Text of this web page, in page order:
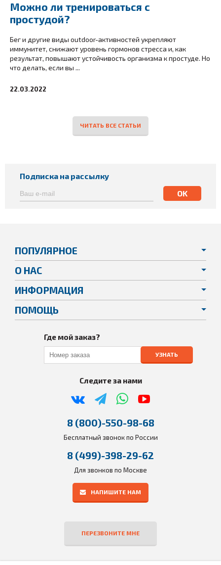
Можно ли тренироваться с
простудой?
Бег и другие виды outdoor-активностей укрепляют
иммунитет, снижают уровень гормонов стресса и, как
результат, повышают устойчивость организма к простуде. Но
что делать, если вы ...
22.03.2022
ЧИТАТЬ ВСЕ СТАТЬИ
Подписка на рассылку
ПОПУЛЯРНОЕ
О НАС
ИНФОРМАЦИЯ
ПОМОЩЬ
Где мой заказ?
УЗНАТЬ
Следите за нами
8 (800)-550-98-68
Бесплатный звонок по России
8 (499)-398-29-62
Для звонков по Москве
НАПИШИТЕ НАМ
ПЕРЕЗВОНИТЕ МНЕ